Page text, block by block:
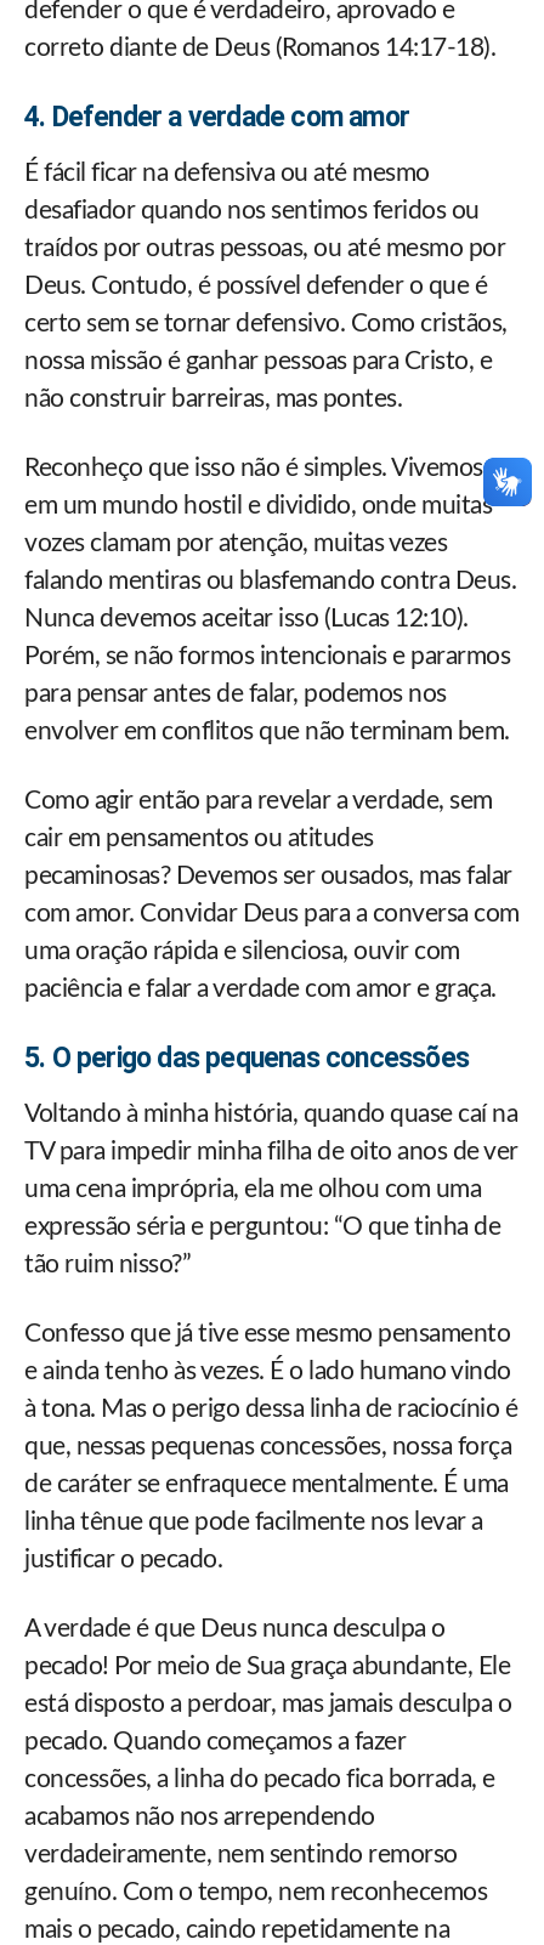
defender o que é verdadeiro, aprovado e
correto diante de Deus (Romanos 14:17-18).
4. Defender a verdade com amor
É fácil ficar na defensiva ou até mesmo
desafiador quando nos sentimos feridos ou
traídos por outras pessoas, ou até mesmo por
Deus. Contudo, é possível defender o que é
certo sem se tornar defensivo. Como cristãos,
nossa missão é ganhar pessoas para Cristo, e
não construir barreiras, mas pontes.
Reconheço que isso não é simples. Vivemos
em um mundo hostil e dividido, onde muitas
vozes clamam por atenção, muitas vezes
falando mentiras ou blasfemando contra Deus.
Nunca devemos aceitar isso (Lucas 12:10).
Porém, se não formos intencionais e pararmos
para pensar antes de falar, podemos nos
envolver em conflitos que não terminam bem.
Como agir então para revelar a verdade, sem
cair em pensamentos ou atitudes
pecaminosas? Devemos ser ousados, mas falar
com amor. Convidar Deus para a conversa com
uma oração rápida e silenciosa, ouvir com
paciência e falar a verdade com amor e graça.
5. O perigo das pequenas concessões
Voltando à minha história, quando quase caí na
TV para impedir minha filha de oito anos de ver
uma cena imprópria, ela me olhou com uma
expressão séria e perguntou: “O que tinha de
tão ruim nisso?”
Confesso que já tive esse mesmo pensamento
e ainda tenho às vezes. É o lado humano vindo
à tona. Mas o perigo dessa linha de raciocínio é
que, nessas pequenas concessões, nossa força
de caráter se enfraquece mentalmente. É uma
linha tênue que pode facilmente nos levar a
justificar o pecado.
A verdade é que Deus nunca desculpa o
pecado! Por meio de Sua graça abundante, Ele
está disposto a perdoar, mas jamais desculpa o
pecado. Quando começamos a fazer
concessões, a linha do pecado fica borrada, e
acabamos não nos arrependendo
verdadeiramente, nem sentindo remorso
genuíno. Com o tempo, nem reconhecemos
mais o pecado, caindo repetidamente na